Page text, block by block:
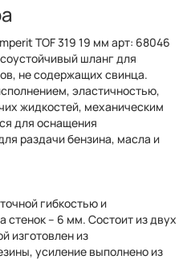
TOF 319 19 мм арт: 68046
шланг для
не содержащих свинца.
эластичностью,
жидкостей, механическим
для оснащения
раздачи бензина, масла и
гибкостью и
стенок – 6 мм. Состоит из двух
изготовлен из
усиление выполнено из